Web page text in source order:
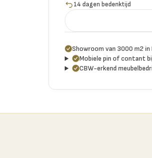
14 dagen bedenktijd
Showroom van 3000 m2 in
Mobiele pin of contant
CBW-erkend